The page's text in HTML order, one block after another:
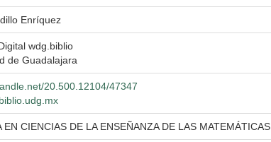
Enríquez
wdg.biblio
de Guadalajara
20.500.12104/47347
EN CIENCIAS DE LA ENSEÑANZA DE LAS MATEMÁTICAS